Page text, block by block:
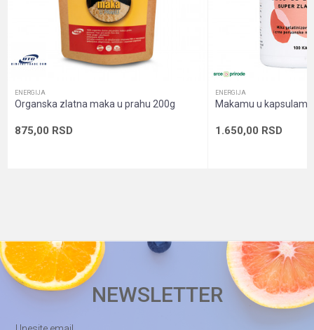
informacije
proteini (više od 10g na 100g)
pakovanja
Dozna sa prahom
Sadržaj
Prah
POŠALJI
ENERGIJA
Organska zlatna maka u prahu 200g
875,00 RSD
ENERGIJA
Makamu u
1.650,00 RSD
NEWSLETTER